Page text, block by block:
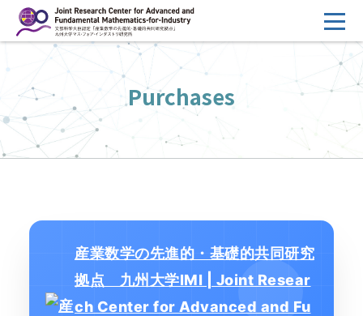
ン
へ
ス
キ
HOME
概要
運営
2026年度公募
採択研究・報告書一覧
イベント情報
会場設備
Purchases
産業数学の先進的・基礎的共同研究
拠点 九州大学IMI | Joint Resear
ch Center for Advanced and Fu